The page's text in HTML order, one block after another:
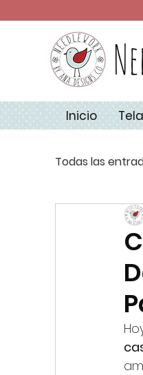
Inicio
Todas las
Técnicas
My First